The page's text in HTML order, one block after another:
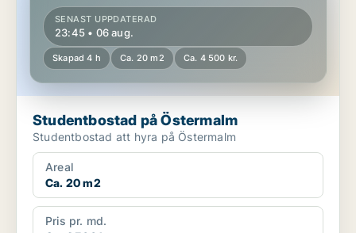
SENAST UPPDATERAD
23:45 • 06 aug.
Skapad 4 h Ca. 20 m2 Ca. 4 500 kr.
Studentbostad på Östermalm
Studentbostad att hyra på Östermalm
Areal
Ca. 20 m2
Pris pr. md.